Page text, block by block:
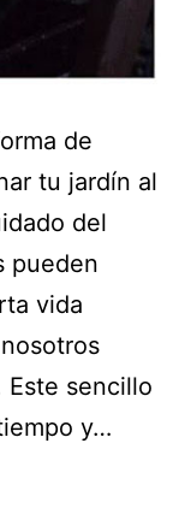
de
tu jardín al
del
pueden
vida
Este sencillo
y…